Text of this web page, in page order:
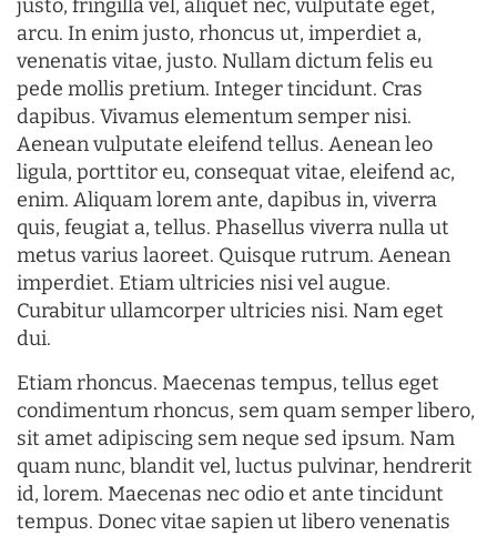
justo, fringilla vel, aliquet nec, vulputate eget,
arcu. In enim justo, rhoncus ut, imperdiet a,
venenatis vitae, justo. Nullam dictum felis eu
pede mollis pretium. Integer tincidunt. Cras
dapibus. Vivamus elementum semper nisi.
Aenean vulputate eleifend tellus. Aenean leo
ligula, porttitor eu, consequat vitae, eleifend ac,
enim. Aliquam lorem ante, dapibus in, viverra
quis, feugiat a, tellus. Phasellus viverra nulla ut
metus varius laoreet. Quisque rutrum. Aenean
imperdiet. Etiam ultricies nisi vel augue.
Curabitur ullamcorper ultricies nisi. Nam eget
dui.
Etiam rhoncus. Maecenas tempus, tellus eget
condimentum rhoncus, sem quam semper libero,
sit amet adipiscing sem neque sed ipsum. Nam
quam nunc, blandit vel, luctus pulvinar, hendrerit
id, lorem. Maecenas nec odio et ante tincidunt
tempus. Donec vitae sapien ut libero venenatis